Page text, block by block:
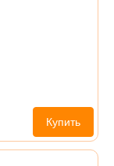
Купить